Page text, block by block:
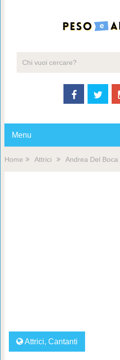
Menu
Home Attrici Andrea Del Boca
Attrici, Cantanti